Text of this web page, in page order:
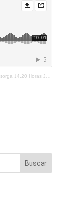
Horas 25 De Junio 2021